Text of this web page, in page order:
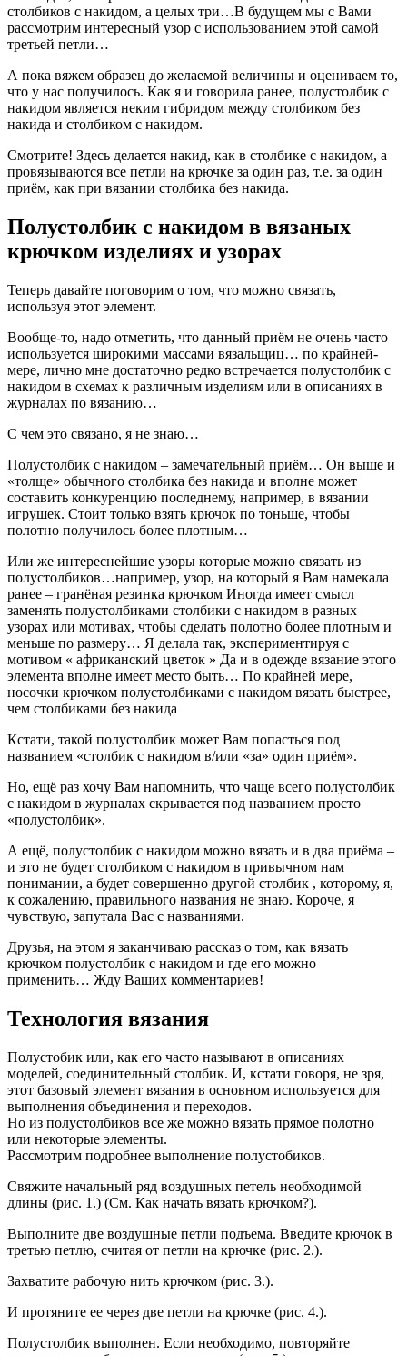
столбиков с накидом, а целых три…В будущем мы с Вами
рассмотрим интересный узор с использованием этой самой
третьей петли…
А пока вяжем образец до желаемой величины и оцениваем то,
что у нас получилось. Как я и говорила ранее, полустолбик с
накидом является неким гибридом между столбиком без
накида и столбиком с накидом.
Смотрите! Здесь делается накид, как в столбике с накидом, а
провязываются все петли на крючке за один раз, т.е. за один
приём, как при вязании столбика без накида.
Полустолбик с накидом в вязаных
крючком изделиях и узорах
Теперь давайте поговорим о том, что можно связать,
используя этот элемент.
Вообще-то, надо отметить, что данный приём не очень часто
используется широкими массами вязальщиц… по крайней-
мере, лично мне достаточно редко встречается полустолбик с
накидом в схемах к различным изделиям или в описаниях в
журналах по вязанию…
С чем это связано, я не знаю…
Полустолбик с накидом – замечательный приём… Он выше и
«толще» обычного столбика без накида и вполне может
составить конкуренцию последнему, например, в вязании
игрушек. Стоит только взять крючок по тоньше, чтобы
полотно получилось более плотным…
Или же интереснейшие узоры которые можно связать из
полустолбиков…например, узор, на который я Вам намекала
ранее – гранёная резинка крючком Иногда имеет смысл
заменять полустолбиками столбики с накидом в разных
узорах или мотивах, чтобы сделать полотно более плотным и
меньше по размеру… Я делала так, экспериментируя с
мотивом « африканский цветок » Да и в одежде вязание этого
элемента вполне имеет место быть… По крайней мере,
носочки крючком полустолбиками с накидом вязать быстрее,
чем столбиками без накида
Кстати, такой полустолбик может Вам попасться под
названием «столбик с накидом в/или «за» один приём».
Но, ещё раз хочу Вам напомнить, что чаще всего полустолбик
с накидом в журналах скрывается под названием просто
«полустолбик».
А ещё, полустолбик с накидом можно вязать и в два приёма –
и это не будет столбиком с накидом в привычном нам
понимании, а будет совершенно другой столбик , которому, я,
к сожалению, правильного названия не знаю. Короче, я
чувствую, запутала Вас с названиями.
Друзья, на этом я заканчиваю рассказ о том, как вязать
крючком полустолбик с накидом и где его можно
применить… Жду Ваших комментариев!
Технология вязания
Полустобик или, как его часто называют в описаниях
моделей, соединительный столбик. И, кстати говоря, не зря,
этот базовый элемент вязания в основном используется для
выполнения объединения и переходов.
Но из полустолбиков все же можно вязать прямое полотно
или некоторые элементы.
Рассмотрим подробнее выполнение полустобиков.
Свяжите начальный ряд воздушных петель необходимой
длины (рис. 1.) (См. Как начать вязать крючком?).
Выполните две воздушные петли подъема. Введите крючок в
третью петлю, считая от петли на крючке (рис. 2.).
Захватите рабочую нить крючком (рис. 3.).
И протяните ее через две петли на крючке (рис. 4.).
Полустолбик выполнен. Если необходимо, повторяйте